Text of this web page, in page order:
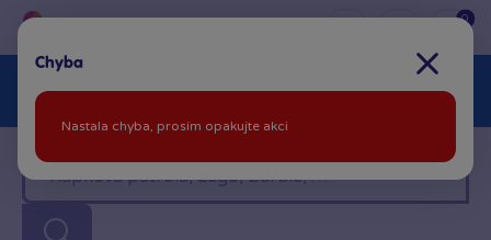
0
Akční ceny % Novinky
Venkovní hračky Znáte z TV
LEGO®
Další kategorie
Chyba
Nastala chyba, prosím opakujte akci